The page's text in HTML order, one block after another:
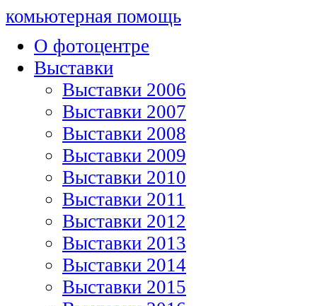
комьютерная помощь
О фотоцентре
Выставки
Выставки 2006
Выставки 2007
Выставки 2008
Выставки 2009
Выставки 2010
Выставки 2011
Выставки 2012
Выставки 2013
Выставки 2014
Выставки 2015